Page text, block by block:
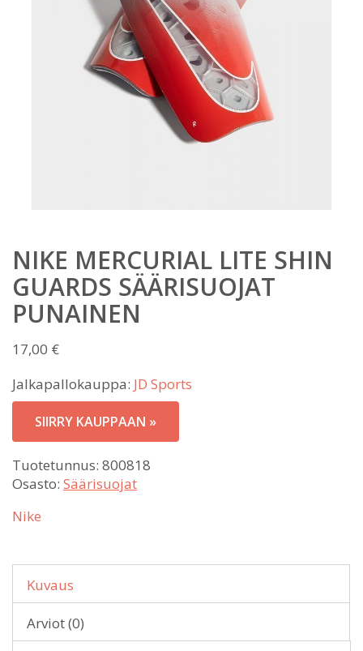
NIKE MERCURIAL LITE SHIN
GUARDS SÄÄRISUOJAT
PUNAINEN
17,00 €
Jalkapallokauppa: JD Sports
SIIRRY KAUPPAAN »
Tuotetunnus: 800818
Osasto: Säärisuojat
Nike
Kuvaus
Arviot (0)